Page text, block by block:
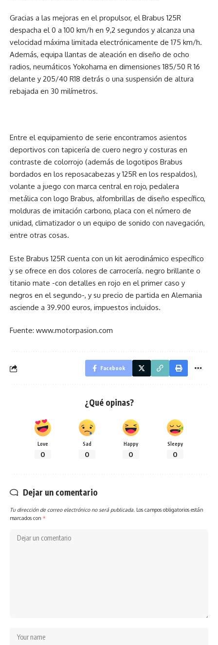
Gracias a las mejoras en el propulsor, el Brabus 125R
despacha el 0 a 100 km/h en 9,2 segundos y alcanza una
velocidad máxima limitada electrónicamente de 175 km/h.
Además, equipa llantas de aleación en diseño de ocho
radios, neumáticos Yokohama en dimensiones 185/50 R 16
delante y 205/40 R18 detrás o una suspensión de altura
rebajada en 30 milímetros.
Entre el equipamiento de serie encontramos asientos
deportivos con tapicería de cuero negro y costuras en
contraste de colorrojo (además de logotipos Brabus
bordados en los reposacabezas y 125R en los respaldos),
volante a juego con marca central en rojo, pedalera
metálica con logo Brabus, alfombrillas de diseño específico,
molduras de imitación carbono, placa con el número de
unidad, climatizador o un equipo de sonido con navegación,
entre otras cosas.
Este Brabus 125R cuenta con un kit aerodinámico específico
y se ofrece en dos colores de carrocería. negro brillante o
titanio mate -con detalles en rojo en el primer caso y
negros en el segundo-, y su precio de partida en Alemania
asciende a 39.900 euros, impuestos incluidos.
Fuente: www.motorpasion.com
Facebook
¿Qué opinas?
Love
0
Sad
0
Happy
0
Sleepy
0
Dejar un comentario
Tu dirección de correo electrónico no será publicada. Los campos obligatorios están
marcados con *